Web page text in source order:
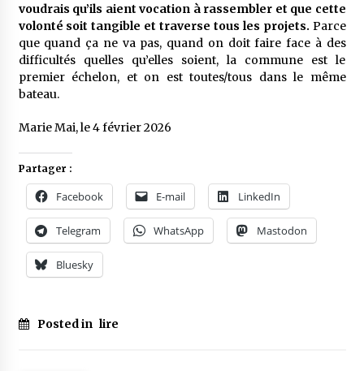
voudrais qu’ils aient vocation à rassembler et que cette
volonté soit tangible et traverse tous les projets. Parce
que quand ça ne va pas, quand on doit faire face à des
difficultés quelles qu’elles soient, la commune est le
premier échelon, et on est toutes/tous dans le même
bateau.
Marie Mai, le 4 février 2026
Partager :
Facebook E-mail LinkedIn
Telegram WhatsApp Mastodon
Bluesky
Posted in lire